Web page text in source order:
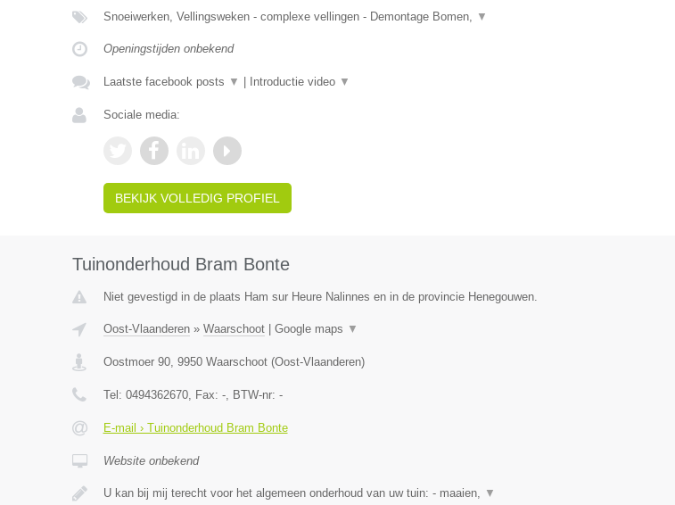
Snoeiwerken, Vellingsweken - complexe vellingen - Demontage Bomen, ▼
Openingstijden onbekend
Laatste facebook posts ▼ Introductie video ▼
Sociale media:
BEKIJK VOLLEDIG PROFIEL
Tuinonderhoud Bram Bonte
Niet gevestigd in de plaats Ham sur Heure Nalinnes en in de provincie Henegouwen.
Oost-Vlaanderen» Waarschoot| Google maps ▼
Oostmoer 90, 9950 Waarschoot(Oost-Vlaanderen)
Tel: 0494362670, Fax: -, BTW-nr: -
E-mail › Tuinonderhoud Bram Bonte
Website onbekend
U kan bij mij terecht voor het algemeen onderhoud van uw tuin: - maaien, ▼